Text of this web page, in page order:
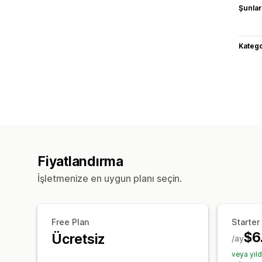
Fiyatlandırma
İşletmenize en uygun planı seçin.
Free Plan
Ücretsiz
Starter
/ay
veya